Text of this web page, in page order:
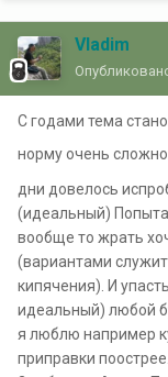
Vladim
С годами тема
норму очень
дни довелось
(идеальный)
вообще то жрать
(вариантами
кипячения). И
идеальный) любой
я люблю например
приправки